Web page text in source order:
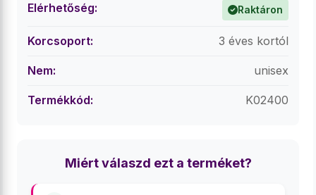
Elérhetőség: Raktáron
Korcsoport: 3 éves kortól
Nem: unisex
Termékkód: K02400
Miért válaszd ezt a terméket?